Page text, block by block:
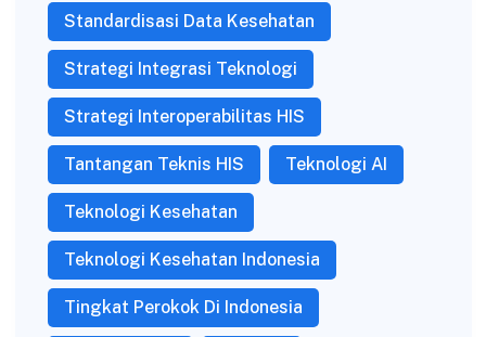
Standardisasi Data Kesehatan
Strategi Integrasi Teknologi
Strategi Interoperabilitas HIS
Tantangan Teknis HIS Teknologi AI
Teknologi Kesehatan
Teknologi Kesehatan Indonesia
Tingkat Perokok Di Indonesia